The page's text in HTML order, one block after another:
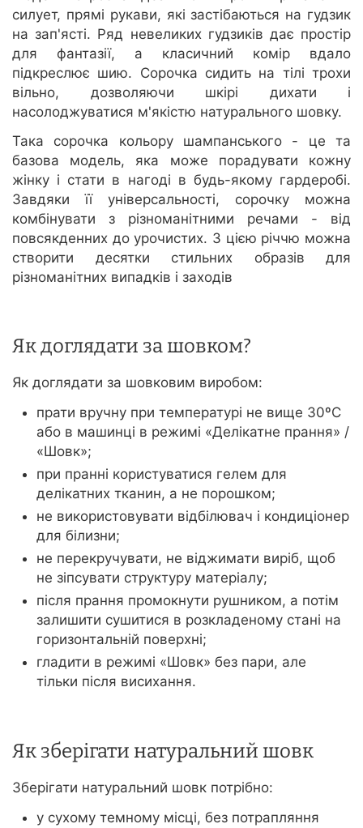
силует, прямі рукави, які застібаються на гудзик
на зап'ясті. Ряд невеликих гудзиків дає простір
для фантазії, а класичний комір вдало
підкреслює шию. Сорочка сидить на тілі трохи
вільно, дозволяючи шкірі дихати і
насолоджуватися м'якістю натурального шовку.
Така сорочка кольору шампанського - це та
базова модель, яка може порадувати кожну
жінку і стати в нагоді в будь-якому гардеробі.
Завдяки її універсальності, сорочку можна
комбінувати з різноманітними речами - від
повсякденних до урочистих. З цією річчю можна
створити десятки стильних образів для
різноманітних випадків і заходів
Як доглядати за шовком?
Як доглядати за шовковим виробом:
прати вручну при температурі не вище 30ºС
або в машинці в режимі «Делікатне прання» /
«Шовк»;
при пранні користуватися гелем для
делікатних тканин, а не порошком;
не використовувати відбілювач і кондиціонер
для білизни;
не перекручувати, не віджимати виріб, щоб
не зіпсувати структуру матеріалу;
після прання промокнути рушником, а потім
залишити сушитися в розкладеному стані на
горизонтальній поверхні;
гладити в режимі «Шовк» без пари, але
тільки після висихання.
Як зберігати натуральний шовк
Зберігати натуральний шовк потрібно:
у сухому темному місці, без потрапляння